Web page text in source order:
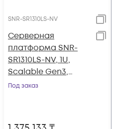
SNR-SR1310LS-NV
Серверная
платформа SNR-
SR1310LS-NV, 1U,
Scalable Gen3,
DDR4, 10xHDD,
Под заказ